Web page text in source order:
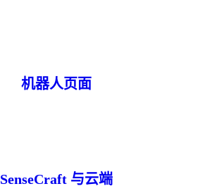
机器人页面
SenseCraft 与云端